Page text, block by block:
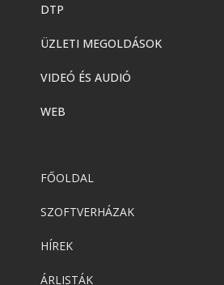
DTP
ÜZLETI MEGOLDÁSOK
VIDEÓ ÉS AUDIÓ
WEB
FŐOLDAL
SZOFTVERHÁZAK
HÍREK
ÁRLISTÁK